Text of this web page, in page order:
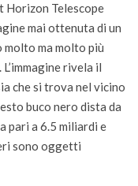
Horizon Telescope
mai ottenuta di un
molto ma molto più
rivela il
che si trova nel vicino
buco nero dista da
pari a 6.5 miliardi e
sono oggetti